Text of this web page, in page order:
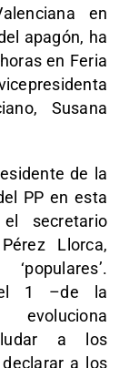
en
apagón, ha
en Feria
Susana
de la
PP en esta
secretario
Llorca,
1 –de la
a los
a los